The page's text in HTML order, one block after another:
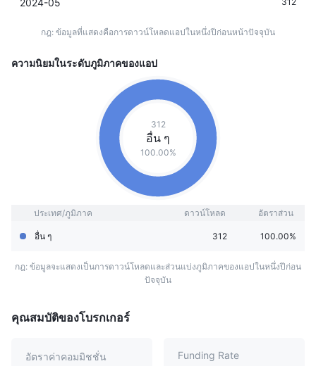
2024-05
กฎ: ข้อมูลที่แสดงคือการดาวน์โหลดแอปในหนึ่งปีก่อนหน้าปัจจุบัน
ความนิยมในระดับภูมิภาคของแอป
312
อื่น ๆ
100.00%
ประเทศ/ภูมิภาค ดาวน์โหลด อัตราส่วน
อื่น ๆ 312 100.00%
กฎ: ข้อมูลจะแสดงเป็นการดาวน์โหลดและส่วนแบ่งภูมิภาคของแอปในหนึ่งปีก่อน
ปัจจุบัน
คุณสมบัติของโบรกเกอร์
อัตราค่าคอมมิชชั่น Funding Rate